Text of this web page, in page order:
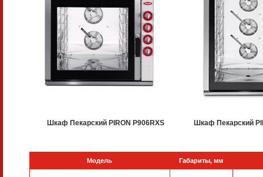
Шкаф Пекарский PIRON P906RXS Шкаф Пекарский
Модель Габариты, мм